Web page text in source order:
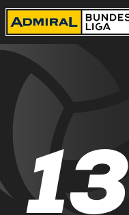
13